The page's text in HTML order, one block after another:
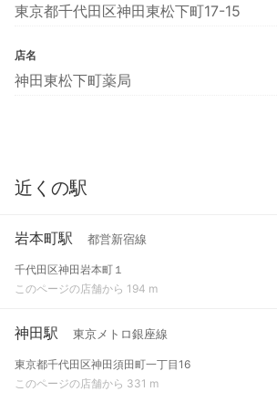
東京都千代田区神田東松下町17-15
店名
神田東松下町薬局
近くの駅
岩本町駅 都営新宿線
千代田区神田岩本町１
このページの店舗から 194 m
神田駅 東京メトロ銀座線
東京都千代田区神田須田町一丁目16
このページの店舗から 331 m